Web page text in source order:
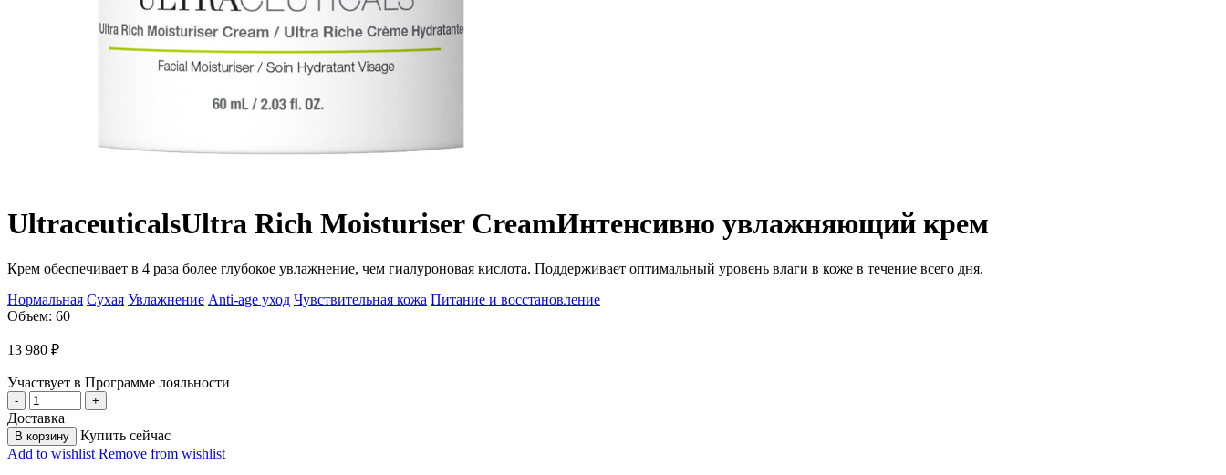
UltraceuticalsUltra Rich Moisturiser CreamИнтенсивно увлажняющий крем
Крем обеспечивает в 4 раза более глубокое увлажнение, чем гиалуроновая кислота. Поддерживает оптимальный уровень влаги в коже в течение всего дня.
Нормальная Сухая Увлажнение Anti-age уход Чувствительная кожа Питание и восстановление
Объем: 60
13 980 ₽
Участвует в Программе лояльности
Доставка
В корзину
Купить сейчас
Add to wishlist Remove from wishlist